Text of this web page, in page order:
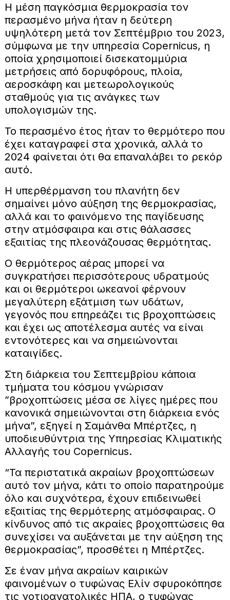
Η μέση παγκόσμια θερμοκρασία τον
περασμένο μήνα ήταν η δεύτερη
υψηλότερη μετά τον Σεπτέμβριο του 2023,
σύμφωνα με την υπηρεσία Copernicus, η
οποία χρησιμοποιεί δισεκατομμύρια
μετρήσεις από δορυφόρους, πλοία,
αεροσκάφη και μετεωρολογικούς
σταθμούς για τις ανάγκες των
υπολογισμών της.
Το περασμένο έτος ήταν το θερμότερο που
έχει καταγραφεί στα χρονικά, αλλά το
2024 φαίνεται ότι θα επαναλάβει το ρεκόρ
αυτό.
Η υπερθέρμανση του πλανήτη δεν
σημαίνει μόνο αύξηση της θερμοκρασίας,
αλλά και το φαινόμενο της παγίδευσης
στην ατμόσφαιρα και στις θάλασσες
εξαιτίας της πλεονάζουσας θερμότητας.
Ο θερμότερος αέρας μπορεί να
συγκρατήσει περισσότερους υδρατμούς
και οι θερμότεροι ωκεανοί φέρνουν
μεγαλύτερη εξάτμιση των υδάτων,
γεγονός που επηρεάζει τις βροχοπτώσεις
και έχει ως αποτέλεσμα αυτές να είναι
εντονότερες και να σημειώνονται
καταιγίδες.
Στη διάρκεια του Σεπτεμβρίου κάποια
τμήματα του κόσμου γνώρισαν
”βροχοπτώσεις μέσα σε λίγες ημέρες που
κανονικά σημειώνονται στη διάρκεια ενός
μήνα”, εξηγεί η Σαμάνθα Μπέρτζες, η
υποδιευθύντρια της Υπηρεσίας Κλιματικής
Αλλαγής του Copernicus.
“Τα περιστατικά ακραίων βροχοπτώσεων
αυτό τον μήνα, κάτι το οποίο παρατηρούμε
όλο και συχνότερα, έχουν επιδεινωθεί
εξαιτίας της θερμότερης ατμόσφαιρας. Ο
κίνδυνος από τις ακραίες βροχοπτώσεις θα
συνεχίσει να αυξάνεται με την αύξηση της
θερμοκρασίας”, προσθέτει η Μπέρτζες.
Σε έναν μήνα ακραίων καιρικών
φαινομένων ο τυφώνας Ελίν σφυροκόπησε
τις νοτιοανατολικές ΗΠΑ, ο τυφώνας